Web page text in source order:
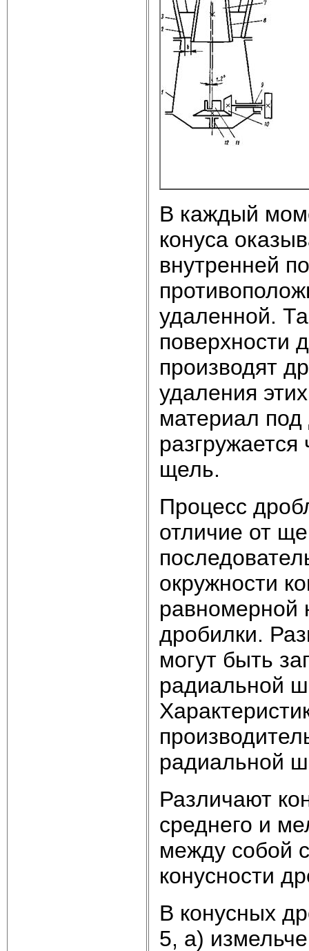
В каждый
конуса
внутренней
удаленной.
поверхности
производят
удаления
материал
щель.
Процесс
отличие от
окружности
равномерной
дробилки.
могут быть
радиальной
радиальной
Различают
среднего и
между собой
конусности
В конусных
5, а)